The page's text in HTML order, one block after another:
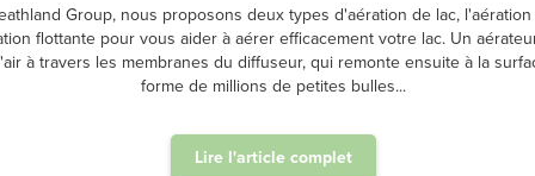
Group, nous proposons deux types d'aération de lac,
flottante pour vous aider à aérer efficacement votre lac. Un
à travers les membranes du diffuseur, qui remonte ensuite à la
forme de millions de petites bulles...
Lire l'article complet